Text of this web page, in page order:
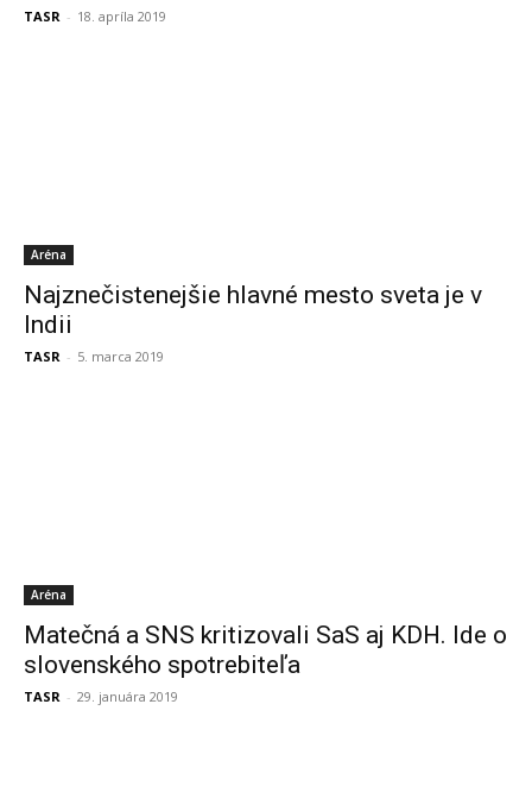
TASR - 18. apríla 2019
Aréna
Najznečistenejšie hlavné mesto sveta je v
Indii
TASR - 5. marca 2019
Aréna
Matečná a SNS kritizovali SaS aj KDH. Ide o
slovenského spotrebiteľa
TASR - 29. januára 2019